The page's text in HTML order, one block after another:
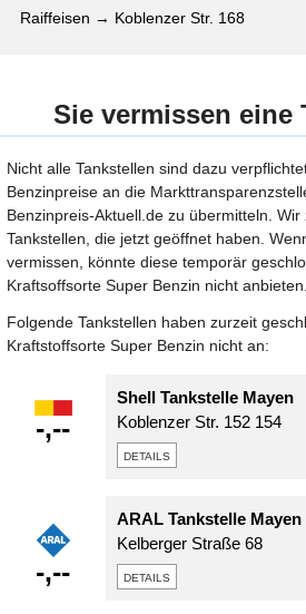
Raiffeisen → Koblenzer Str. 168
Sie vermissen eine
Nicht alle Tankstellen sind dazu
Benzinpreise an die
Benzinpreis-Aktuell.de zu übermitteln.
Tankstellen, die jetzt geöffnet haben.
vermissen, könnte diese temporär
Kraftsoffsorte Super Benzin nicht anbieten.
Folgende Tankstellen haben zurzeit
Kraftstoffsorte Super Benzin nicht an:
-,--
Shell Tankstelle Mayen
Koblenzer Str. 152 154
details
-,--
ARAL Tankstelle Mayen
Kelberger Straße 68
details